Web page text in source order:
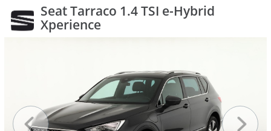
Seat Tarraco 1.4 TSI e-Hybrid
Xperience